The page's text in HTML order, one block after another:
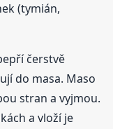
(tymián,
čerstvě
do masa. Maso
stran a vyjmou.
a vloží je